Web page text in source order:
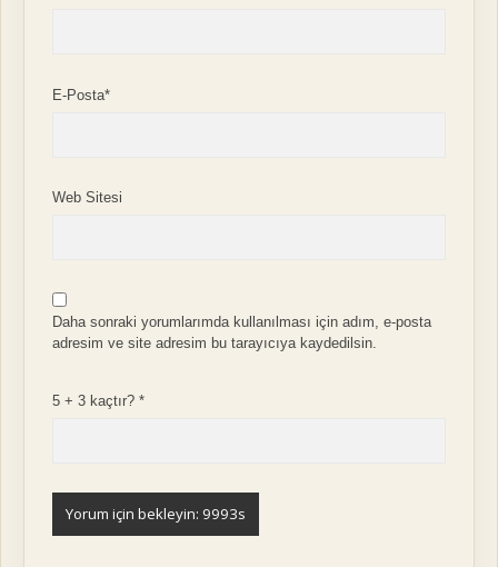
E-Posta*
Web Sitesi
Daha sonraki yorumlarımda kullanılması için adım, e-posta
adresim ve site adresim bu tarayıcıya kaydedilsin.
5 + 3 kaçtır?*